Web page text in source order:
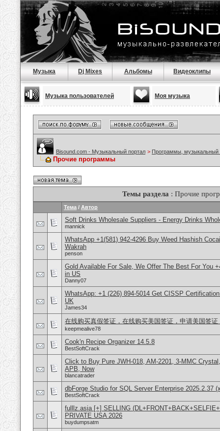
Музыка Dj Mixes Альбомы Видеоклипы
Музыка пользователей Моя музыка
Bisound.com - Музыкальный портал > Программы, музыкальный
Прочие программы
Темы раздела : Прочие
Тема / Автор
Soft Drinks Wholesale Suppliers - Energy Drinks
mannick
WhatsApp +1(581) 942-4296 Buy Weed Hashish
Wakrah
penson
Gold Available For Sale, We Offer The Best For You
in US
Danny07
WhatsApp: +1 (226) 894-5014​ Get CISSP
UK
James34
在线购买真假签证，在线购买美国签证，申请美国签
keepmealive78
Cook'n Recipe Organizer 14.5.8
BestSoftCrack
Click to Buy Pure JWH-018, AM-2201, 3-MMC
APB, Now
blancatrader
dbForge Studio for SQL Server Enterprise 2025.2.37
BestSoftCrack
fulllz.asia [+] SELLING
PRIVATE USA 2026
buydumpsatm